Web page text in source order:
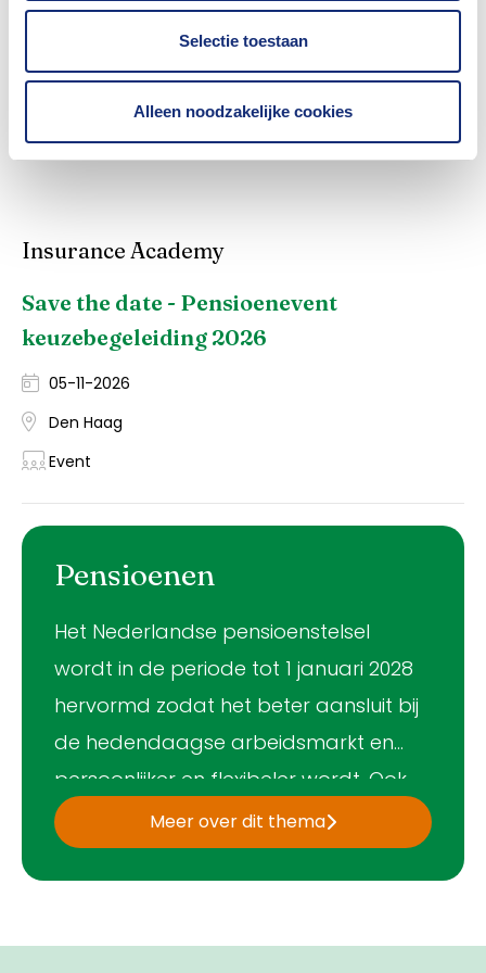
Selectie toestaan
Alleen noodzakelijke cookies
Was dit nuttig?
Nee
Insurance Academy
Save the date - Pensioenevent
keuzebegeleiding 2026
05-11-2026
Den Haag
Event
Pensioenen
Het Nederlandse pensioenstelsel
wordt in de periode tot 1 januari 2028
hervormd zodat het beter aansluit bij
de hedendaagse arbeidsmarkt en
persoonlijker en flexibeler wordt. Ook
wordt het beter uitlegbaar en eerlijk
over de mate van zekerheid die wordt
Meer over dit thema